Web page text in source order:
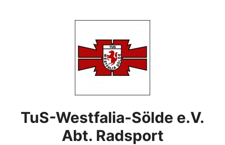
TuS-Westfalia-Sölde e.V.
Abt. Radsport